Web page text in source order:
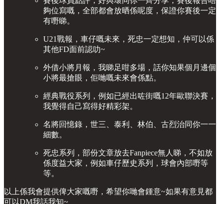
夠位寫嘅，全部都會放晒係呢度，保證你賽後一定
有嘢睇。
U21戰報，車仔嘅未來，死忠一定想知，仲可以係
其他FD面前認叻~
外借小將月報，我睇足咁多場，話你知果個月邊個
小將最搶眼，佢哋嘅未來會係點。
經典戰役系列，例如已經出咗街嘅12年歐聯決賽，
我覺得自己寫得好精彩架。
名將回憶錄，世三、泰利、林伯、古烈治同你一一
細數。
死忠系列，部份文章放去Fanpiece無人睇，不如放
係度益大家，例如車仔歷史系列，球會內部嘢等
等。
以上係我會提供俾大家嘅嘢，希望你哋會鍾意~如果有意見都
可以DM我話我知~